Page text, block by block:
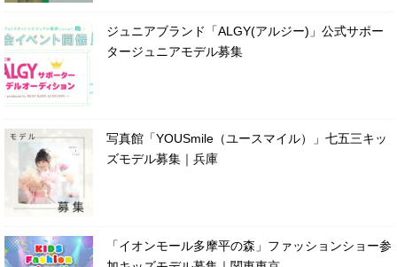
ジュニアブランド「ALGY(アルジー)」公式サポー
タージュニアモデル募集
写真館「YOUSmile（ユースマイル）」七五三キッ
ズモデル募集｜兵庫
「イオンモール多摩平の森」ファッションショー参